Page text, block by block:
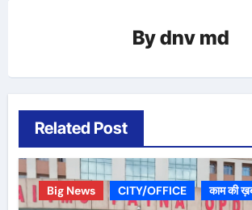
Bydnv md
Related Post
Big News CITY/OFFICE काम की